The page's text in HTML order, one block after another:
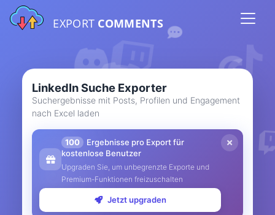
EXPORT COMMENTS
LinkedIn Suche Exporter
Suchergebnisse mit Posts, Profilen und Engagement
nach Excel laden
100
Ergebnisse pro Export für
kostenlose Benutzer
Upgraden Sie, um unbegrenzte Exporte und
Premium-Funktionen freizuschalten
Jetzt upgraden